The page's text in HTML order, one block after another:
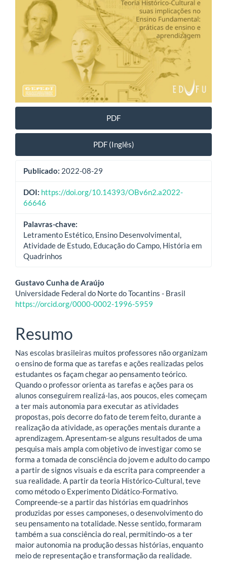
PDF
PDF (Inglês)
Publicado: 2022-08-29
DOI: https://doi.org/10.14393/OBv6n2.a2022-
66646
Palavras-chave:
Letramento Estético, Ensino Desenvolvimental,
Atividade de Estudo, Educação do Campo, História em
Quadrinhos
Conteúdo
do
principal
Gustavo Cunha de Araújo
Universidade Federal do Norte do Tocantins - Brasil
https://orcid.org/0000-0002-1996-5959
Resumo
Nas escolas brasileiras muitos professores não organizam
o ensino de forma que as tarefas e ações realizadas pelos
estudantes os façam chegar ao pensamento teórico.
Quando o professor orienta as tarefas e ações para os
alunos conseguirem realizá-las, aos poucos, eles começam
a ter mais autonomia para executar as atividades
propostas, pois decorre do fato de terem feito, durante a
realização da atividade, as operações mentais durante a
aprendizagem. Apresentam-se alguns resultados de uma
pesquisa mais ampla com objetivo de investigar como se
forma a tomada de consciência do jovem e adulto do campo
a partir de signos visuais e da escrita para compreender a
sua realidade. A partir da teoria Histórico-Cultural, teve
como método o Experimento Didático-Formativo.
Compreende-se a partir das histórias em quadrinhos
produzidas por esses camponeses, o desenvolvimento do
seu pensamento na totalidade. Nesse sentido, formaram
também a sua consciência do real, permitindo-os a ter
maior autonomia na produção dessas histórias, enquanto
meio de representação e transformação da realidade.